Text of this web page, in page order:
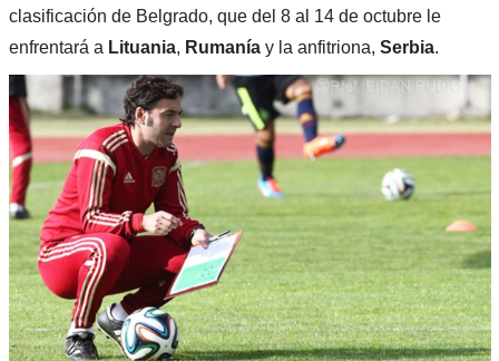
clasificación de Belgrado, que del 8 al 14 de octubre le
enfrentará a Lituania, Rumaníay la anfitriona, Serbia.